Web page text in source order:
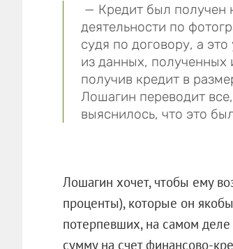
— Кредит был получен
деятельности по
судя по договору, а
из данных, полученных
получив кредит в
Лошагин переводит
выяснилось, что это
Лошагин хочет, чтобы ему
проценты), которые он
потерпевших, на самом
сумму на счет финансово-